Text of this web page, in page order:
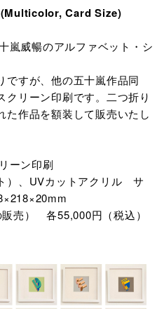
Card Size)
嵐威暢のアルファベット・シ
ですが、他の五十嵐作品同
クリーン印刷です。二つ折り
た作品を額装して販売いたし
ーン印刷
）、UVカットアクリル サ
売） 各55,000円（税込）